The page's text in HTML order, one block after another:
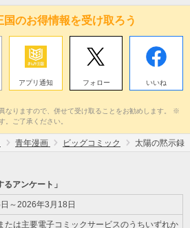
国のお得情報を受け取ろう
アプリ通知 フォロー いいね
なりますので、併せて受け取ることをお勧めします。 ※
。ご了承ください。
青年漫画 ビッグコミック 太陽の黙示録
るアンケート」
～2026年3月18日
たは主要電子コミックサービスのうちいずれか